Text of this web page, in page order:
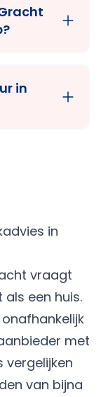
in
in
vraagt
een huis.
met
vergelijken
van bijna